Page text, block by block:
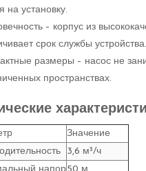
на установку.
– корпус из
срок службы устройства.
размеры – насос не
пространствах.
Значение
3,6 м³/ч